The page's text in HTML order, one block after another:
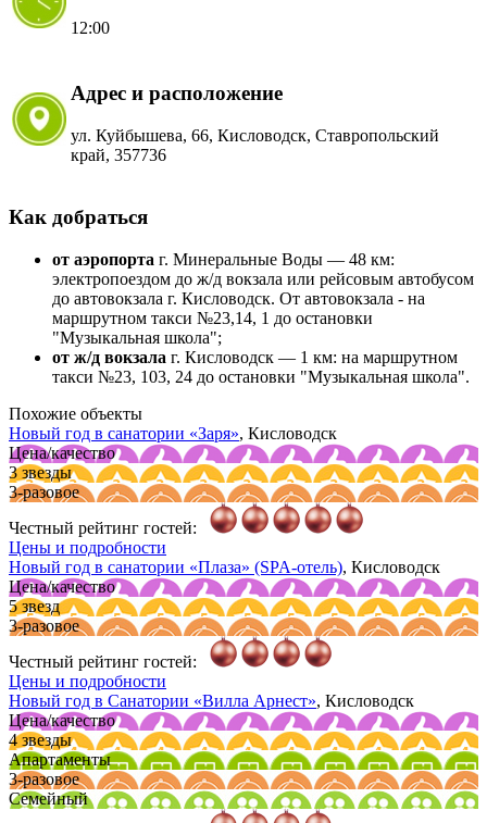
12:00
Адрес и расположение
ул. Куйбышева, 66, Кисловодск, Ставропольский
край, 357736
Как добраться
от аэропорта г. Минеральные Воды — 48 км:
электропоездом до ж/д вокзала или рейсовым автобусом
до автовокзала г. Кисловодск. От автовокзала - на
маршрутном такси №23,14, 1 до остановки
"Музыкальная школа";
от ж/д вокзала г. Кисловодск — 1 км: на маршрутном
такси №23, 103, 24 до остановки "Музыкальная школа".
Похожие объекты
Новый год в санатории «Заря», Кисловодск
Цена/качество
3 звезды
3-разовое
Честный рейтинг гостей:
Цены и подробности
Новый год в санатории «Плаза» (SPA-отель), Кисловодск
Цена/качество
5 звезд
3-разовое
Честный рейтинг гостей:
Цены и подробности
Новый год в Санатории «Вилла Арнест», Кисловодск
Цена/качество
4 звезды
Апартаменты
3-разовое
Семейный